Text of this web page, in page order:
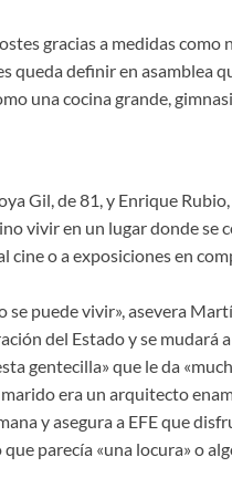
gracias a medidas
queda definir en asamblea
una cocina grande,
Gil, de 81, y Enrique
vivir en un lugar donde
o a exposiciones en
se puede vivir», asevera
del Estado y se mudará
gentecilla» que le da
era un arquitecto
y asegura a EFE que
parecía «una locura» o